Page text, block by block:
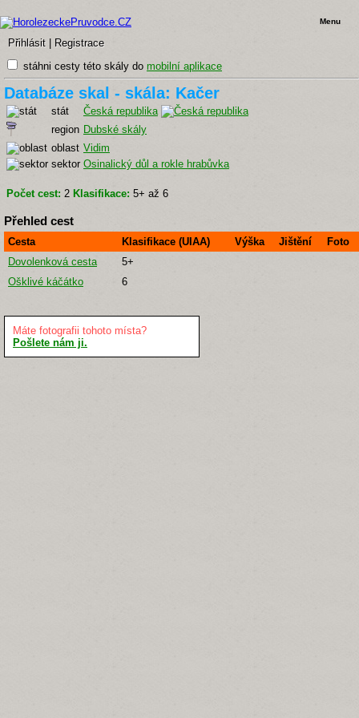
Přihlásit Registrace
Menu
stáhni cesty této skály do mobilní aplikace
Databáze skal - skála: Kačer
stát
Česká republika
region Dubské skály
oblast Vidim
sektor Osinalický důl a rokle hrabůvka
Počet cest: 2 Klasifikace: 5+ až 6
Přehled cest
Cesta Klasifikace (UIAA) Výška Jištění
Foto
Dovolenková cesta
5+
Ošklivé káčátko
6
Máte fotografii tohoto místa?
Pošlete nám ji.